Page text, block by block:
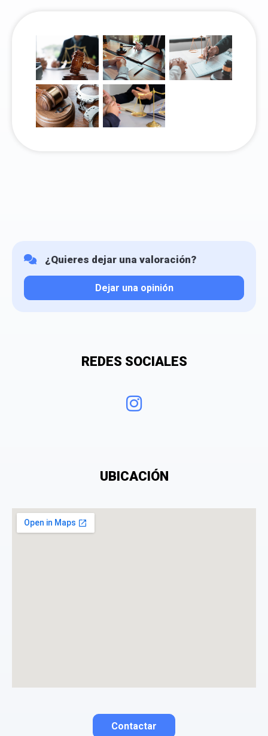
¿Quieres dejar una valoración?
Dejar una opinión
Consiento el tratamiento de mis datos personales
con el fin de añadir una opinión sobre un
especialista.
REDES SOCIALES
UBICACIÓN
Contactar